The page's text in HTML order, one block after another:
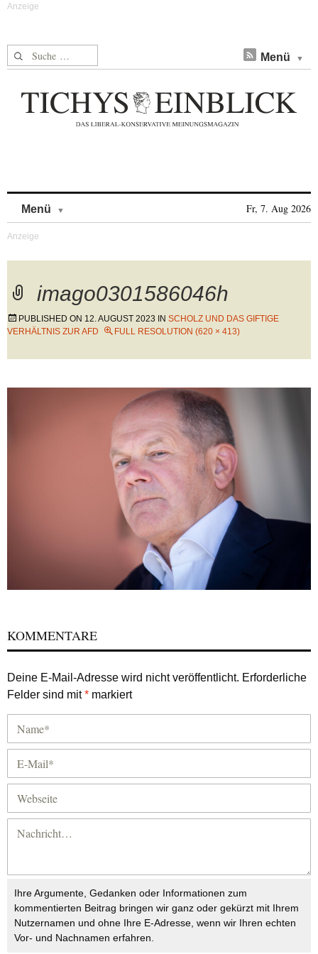
Suche nach: Menü
Menü Fr, 7. Aug 2026
imago0301586046h
PUBLISHED ON 12. AUGUST 2023 IN SCHOLZ UND DAS GIFTIGE
VERHÄLTNIS ZUR AFD
FULL RESOLUTION (620 × 413)
KOMMENTARE
Deine E-Mail-Adresse wird nicht veröffentlicht. Erforderliche
Felder sind mit* markiert
Ihre Argumente, Gedanken oder Informationen zum
kommentierten Beitrag bringen wir ganz oder gekürzt mit Ihrem
Nutzernamen und ohne Ihre E-Adresse, wenn wir Ihren echten
Vor- und Nachnamen erfahren.